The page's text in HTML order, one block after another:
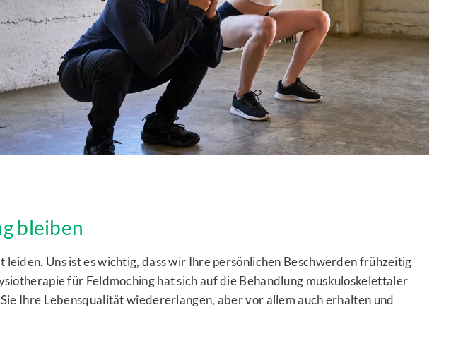
bleiben
Uns ist es wichtig, dass wir Ihre persönlichen Beschwerden frühzeitig
für Feldmoching hat sich auf die Behandlung muskuloskelettaler
Ihre Lebensqualität wiedererlangen, aber vor allem auch erhalten und